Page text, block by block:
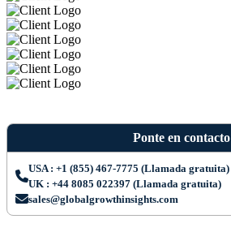
Ponte en contacto
USA : +1 (855) 467-7775 (Llamada gratuita)
UK : +44 8085 022397 (Llamada gratuita)
sales@globalgrowthinsights.com